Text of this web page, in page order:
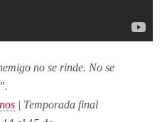
no se rinde. No se
| Temporada final